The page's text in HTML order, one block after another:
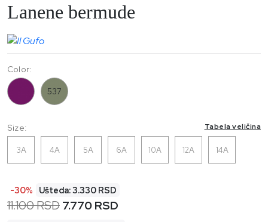
Lanene bermude
Size: Tabela veličina
3A 4A 5A 6A 10A 12A 14A
Color:
537
-30% Ušteda: 3.330 RSD
11.100 RSD7.770 RSD